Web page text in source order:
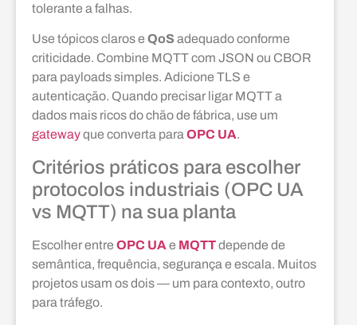
tolerante a falhas.
Use tópicos claros e QoS adequado conforme
criticidade. Combine MQTT com JSON ou CBOR
para payloads simples. Adicione TLS e
autenticação. Quando precisar ligar MQTT a
dados mais ricos do chão de fábrica, use um
gatewayque converta para OPC UA.
Critérios práticos para escolher
protocolos industriais (OPC UA
vs MQTT) na sua planta
Escolher entre OPC UA e MQTTdepende de
semântica, frequência, segurança e escala. Muitos
projetos usam os dois — um para contexto, outro
para tráfego.